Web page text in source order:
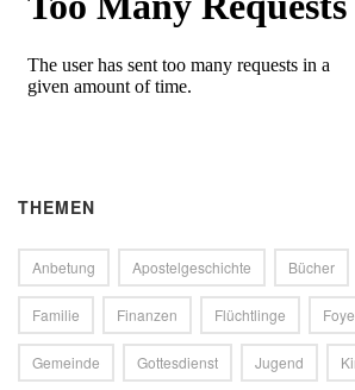
THEMEN
Anbetung Apostelgeschichte Bücher
Familie Finanzen Flüchtlinge
Gemeinde Gottesdienst Jugend